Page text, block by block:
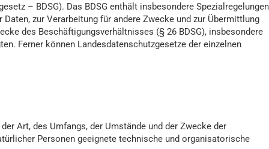
– BDSG). Das BDSG enthält insbesondere Spezialregelungen
zur Verarbeitung für andere Zwecke und zur Übermittlung
des Beschäftigungsverhältnisses (§ 26 BDSG), insbesondere
Ferner können Landesdatenschutzgesetze der einzelnen
Art, des Umfangs, der Umstände und der Zwecke der
Personen geeignete technische und organisatorische